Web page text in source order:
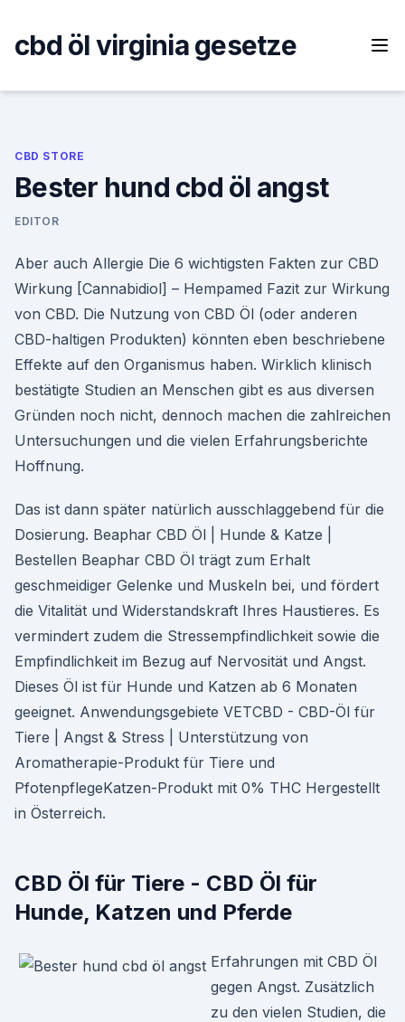
content
cbd öl virginia gesetze
CBD STORE
Bester hund cbd öl angst
EDITOR
Aber auch Allergie Die 6 wichtigsten Fakten zur CBD
Wirkung [Cannabidiol] – Hempamed Fazit zur Wirkung
von CBD. Die Nutzung von CBD Öl (oder anderen
CBD-haltigen Produkten) könnten eben beschriebene
Effekte auf den Organismus haben. Wirklich klinisch
bestätigte Studien an Menschen gibt es aus diversen
Gründen noch nicht, dennoch machen die zahlreichen
Untersuchungen und die vielen Erfahrungsberichte
Hoffnung.
Das ist dann später natürlich ausschlaggebend für die
Dosierung. Beaphar CBD Öl | Hunde & Katze |
Bestellen Beaphar CBD Öl trägt zum Erhalt
geschmeidiger Gelenke und Muskeln bei, und fördert
die Vitalität und Widerstandskraft Ihres Haustieres. Es
vermindert zudem die Stressempfindlichkeit sowie die
Empfindlichkeit im Bezug auf Nervosität und Angst.
Dieses Öl ist für Hunde und Katzen ab 6 Monaten
geeignet. Anwendungsgebiete VETCBD - CBD-Öl für
Tiere | Angst & Stress | Unterstützung von
Aromatherapie-Produkt für Tiere und
PfotenpflegeKatzen-Produkt mit 0% THC Hergestellt
in Österreich.
CBD Öl für Tiere - CBD Öl für
Hunde, Katzen und Pferde
Erfahrungen mit CBD Öl
gegen Angst. Zusätzlich
zu den vielen Studien, die